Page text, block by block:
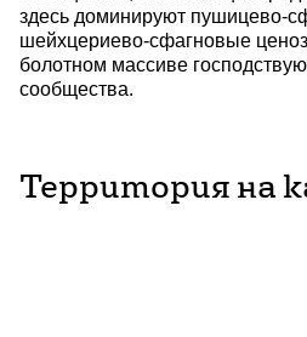
здесь доминируют пушицево-
шейхцериево-сфагновые
болотном массиве
сообщества.
Территория на